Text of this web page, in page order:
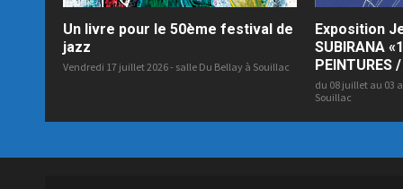
Un livre pour le 50ème festival de
jazz
Vendredi 17 juillet 2026 - salle Du Bellay à Souillac
Exposition
SUBIRANA
PEINTURES
du 08 juillet au 03
Souillac